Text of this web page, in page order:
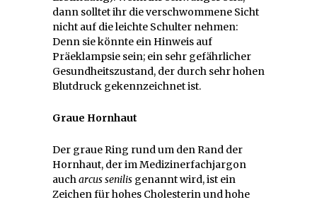
dann solltet ihr die verschwommene Sicht
nicht auf die leichte Schulter nehmen:
Denn sie könnte ein Hinweis auf
Präeklampsie sein; ein sehr gefährlicher
Gesundheitszustand, der durch sehr hohen
Blutdruck gekennzeichnet ist.
Graue Hornhaut
Der graue Ring rund um den Rand der
Hornhaut, der im Medizinerfachjargon
aucharcus senilis genannt wird, ist ein
Zeichen für hohes Cholesterin und hohe